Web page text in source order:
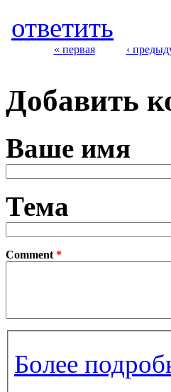
ответить
« первая ‹
Добавить
Ваше имя
Тема
Comment *
Более